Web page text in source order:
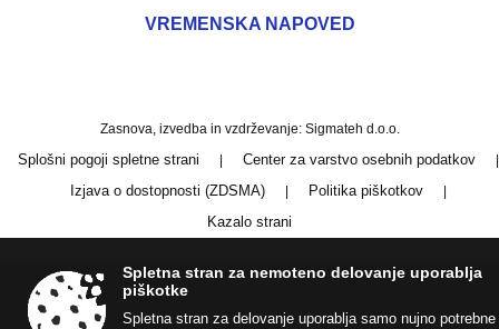
VREMENSKA NAPOVED
Zasnova, izvedba in vzdrževanje: Sigmateh d.o.o.
Splošni pogoji spletne strani Center za varstvo osebnih podatkov
Izjava o dostopnosti (ZDSMA) Politika piškotkov
Kazalo strani
Spletna stran za nemoteno delovanje uporablja
piškotke
Spletna stran za delovanje uporablja samo nujno potrebne